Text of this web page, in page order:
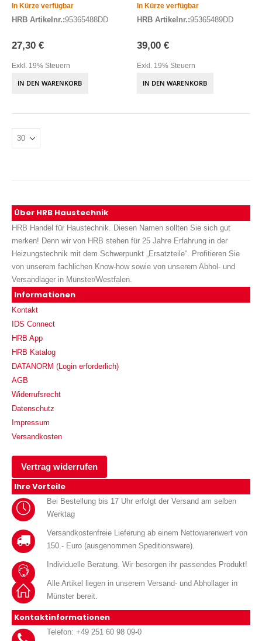
In Kürze verfügbar
HRB Artikelnr.:95365488DD
27,30 €
Exkl. 19% Steuern
IN DEN WARENKORB
In Kürze verfügbar
HRB Artikelnr.:95365489DD
39,00 €
Exkl. 19% Steuern
IN DEN WARENKORB
Über HRB Haustechnik
HRB Handel für Haustechnik. Diesen Namen sollten Sie sich gut
merken! Denn wir von HRB stehen für 25 Jahre Erfahrung in der
Heizungstechnik mit dem Schwerpunkt „Ersatzteile“. Profitieren Sie
von unserem fachlichen Know-how sowie von unserem Abhol- und
Versandlager in Münster/Westfalen.
Informationen
Kontakt
IDS Connect
HRB App
HRB Katalog
DATANORM (Login erforderlich)
AGB
Widerrufsrecht
Datenschutz
Impressum
Versandkosten
Vertrag widerrufen
Ihre Vorteile
Bei Bestellung bis 17 Uhr erfolgt der Versand am selben
Werktag
Versandkostenfreie Lieferung ab einem Nettowarenwert von
150.- Euro (ausgenommen Speditionsware).
Individuelle Beratung. Wir besorgen ihr passendes Produkt!
Alle Artikel liegen in unserem Versand- und Abhollager in
Münster bereit.
Kontaktinformationen
Telefon: +49 251 60 98 09-0